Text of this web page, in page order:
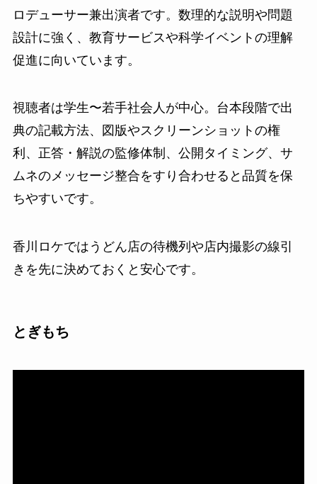
ロデューサー兼出演者です。数理的な説明や問題
設計に強く、教育サービスや科学イベントの理解
促進に向いています。
視聴者は学生〜若手社会人が中心。台本段階で出
典の記載方法、図版やスクリーンショットの権
利、正答・解説の監修体制、公開タイミング、サ
ムネのメッセージ整合をすり合わせると品質を保
ちやすいです。
香川ロケではうどん店の待機列や店内撮影の線引
きを先に決めておくと安心です。
とぎもち